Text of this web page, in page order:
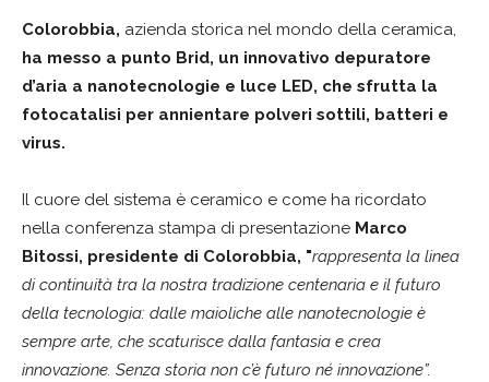
Colorobbia, azienda storica nel mondo della ceramica,
ha messo a punto Brid, un innovativo depuratore
d’aria a nanotecnologie e luce LED, che sfrutta la
fotocatalisi per annientare polveri sottili, batteri e
virus.
Il cuore del sistema è ceramico e come ha ricordato
nella conferenza stampa di presentazione Marco
Bitossi, presidente di Colorobbia, "rappresenta la linea
di continuità tra la nostra tradizione centenaria e il futuro
della tecnologia: dalle maioliche alle nanotecnologie è
sempre arte, che scaturisce dalla fantasia e crea
innovazione. Senza storia non c’è futuro né innovazione”.